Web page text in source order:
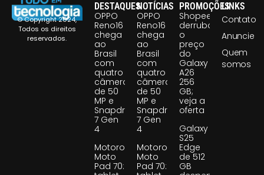
© Copyright 2024,
Todos os direitos
reservados.
DESTAQUES
OPPO
Reno16
chega
ao
Brasil
com
quatro
câmeras
de 50
MP e
Snapdragon
7 Gen
4
Motorola
Moto
Pad 70:
NOTÍCIAS
OPPO
Reno16
chega
ao
Brasil
com
quatro
câmeras
de 50
MP e
Snapdragon
7 Gen
4
Motorola
Moto
Pad 70:
PROMOÇÕES
Shopee
derruba
o
preço
do
Galaxy
A26
256
GB;
veja a
oferta
Galaxy
S25
Edge
de 512
GB
LINKS
Contato
Anuncie
Quem
somos